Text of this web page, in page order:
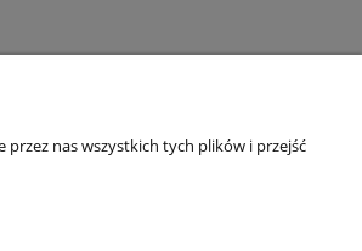
nas wszystkich tych plików i przejść